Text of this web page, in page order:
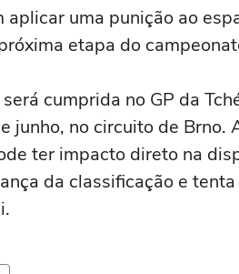
aplicar uma punição ao
etapa do
cumprida no GP da
junho, no circuito de
ter impacto direto na
da classificação e